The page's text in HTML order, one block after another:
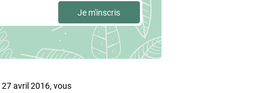
avril 2016, vous